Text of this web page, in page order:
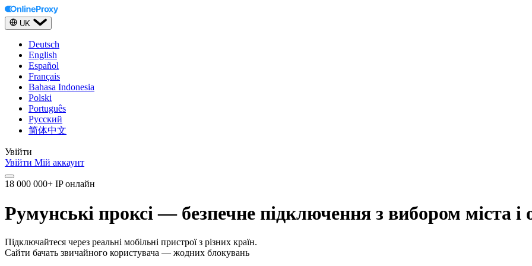
UK
Deutsch
English
Español
Français
Bahasa Indonesia
Polski
Português
Русский
简体中文
Увійти
Увійти Мій аккаунт
18 000 000+ IP онлайн
Румунські проксі — безпечне підключення з вибором міста і
Підключайтеся через реальні мобільні пристрої з різних країн.
Сайти бачать звичайного користувача — жодних блокувань